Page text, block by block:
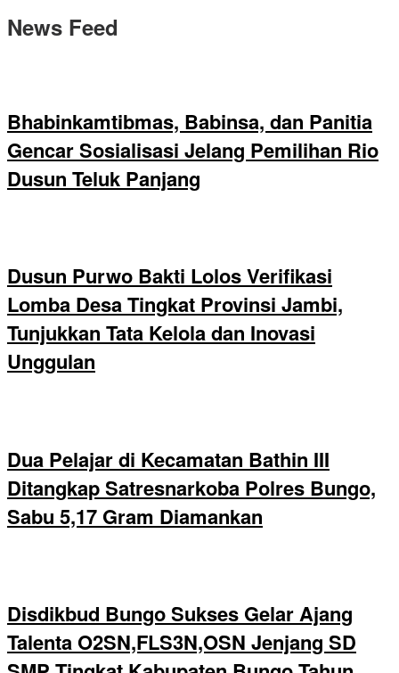
News Feed
Bhabinkamtibmas, Babinsa, dan Panitia
Gencar Sosialisasi Jelang Pemilihan Rio
Dusun Teluk Panjang
Dusun Purwo Bakti Lolos Verifikasi
Lomba Desa Tingkat Provinsi Jambi,
Tunjukkan Tata Kelola dan Inovasi
Unggulan
Dua Pelajar di Kecamatan Bathin III
Ditangkap Satresnarkoba Polres Bungo,
Sabu 5,17 Gram Diamankan
Disdikbud Bungo Sukses Gelar Ajang
Talenta O2SN,FLS3N,OSN Jenjang SD